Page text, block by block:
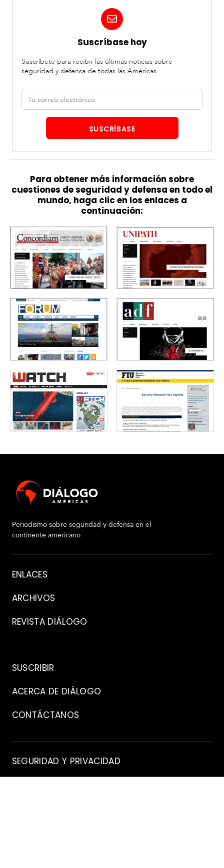
Suscríbase hoy
Suscríbete para recibir las últimas noticias sobre
seguridad y defensa de todas las Américas.
Correo
electrónico
SUSCRÍBASE
Para obtener más información sobre
cuestiones de seguridad y defensa en todo el
mundo, haga clic en los enlaces a
continuación:
Periodismo sobre seguridad y defensa en el
continente americano.
Acerca
ENLACES
ARCHIVOS
REVISTA DIÁLOGO
Archivo
SUSCRIBIR
ACERCA DE DIÁLOGO
CONTÁCTANOS
Contacto
SEGURIDAD Y PRIVACIDAD